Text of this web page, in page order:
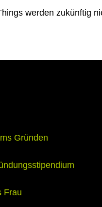
werden zukünftig
Gründen
Frau